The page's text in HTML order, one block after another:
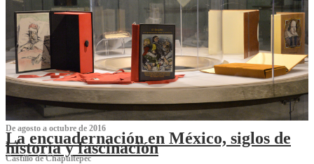
De agosto a octubre de 2016
La encuadernación en México, siglos de
historia y fascinación
Castillo de Chapultepec